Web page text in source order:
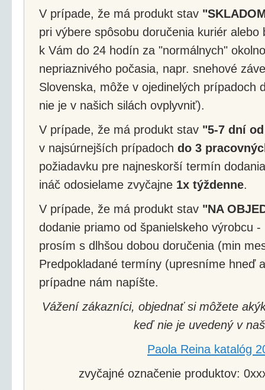
V prípade, že má produkt stav
pri výbere spôsobu doručenia kuriér
k Vám do 24 hodín za "normálnych"
nepriaznivého počasia, napr. snehové
Slovenska, môže v ojedinelých prípadoch
nie je v našich silách ovplyvniť).
V prípade, že má produkt stav "5-7 dní
v najsúrnejších prípadoch do 3
požiadavku pre najneskorší termín
ináč odosielame zvyčajne 1x týždenne.
V prípade, že má produkt stav "NA
dodanie priamo od španielskeho výrobcu
prosím s dlhšou dobou doručenia (min
Predpokladané termíny (upresníme hneď
prípadne nám napíšte.
Vážení zákazníci, objednať si môžete
keď nie je uvedený v
Paola Reina katalóg
zvyčajné označenie produktov: